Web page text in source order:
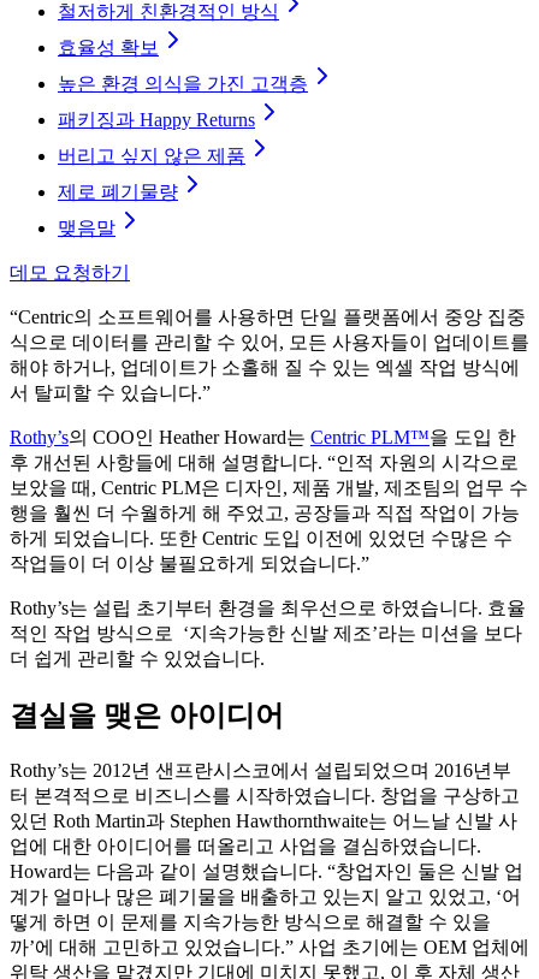
철저하게 친환경적인 방식
효율성 확보
높은 환경 의식을 가진 고객층
패키징과 Happy Returns
버리고 싶지 않은 제품
제로 폐기물량
맺음말
데모 요청하기
“Centric의 소프트웨어를 사용하면 단일 플랫폼에서 중앙 집중
식으로 데이터를 관리할 수 있어, 모든 사용자들이 업데이트를
해야 하거나, 업데이트가 소홀해 질 수 있는 엑셀 작업 방식에
서 탈피할 수 있습니다.”
Rothy’s의 COO인 Heather Howard는 Centric PLM™을 도입 한
후 개선된 사항들에 대해 설명합니다. “인적 자원의 시각으로
보았을 때, Centric PLM은 디자인, 제품 개발, 제조팀의 업무 수
행을 훨씬 더 수월하게 해 주었고, 공장들과 직접 작업이 가능
하게 되었습니다. 또한 Centric 도입 이전에 있었던 수많은 수
작업들이 더 이상 불필요하게 되었습니다.”
Rothy’s는 설립 초기부터 환경을 최우선으로 하였습니다. 효율
적인 작업 방식으로 ‘지속가능한 신발 제조’라는 미션을 보다
더 쉽게 관리할 수 있었습니다.
결실을 맺은 아이디어
Rothy’s는 2012년 샌프란시스코에서 설립되었으며 2016년부
터 본격적으로 비즈니스를 시작하였습니다. 창업을 구상하고
있던 Roth Martin과 Stephen Hawthornthwaite는 어느날 신발 사
업에 대한 아이디어를 떠올리고 사업을 결심하였습니다.
Howard는 다음과 같이 설명했습니다. “창업자인 둘은 신발 업
계가 얼마나 많은 폐기물을 배출하고 있는지 알고 있었고, ‘어
떻게 하면 이 문제를 지속가능한 방식으로 해결할 수 있을
까’에 대해 고민하고 있었습니다.” 사업 초기에는 OEM 업체에
위탁 생산을 맡겼지만 기대에 미치지 못했고, 이 후 자체 생산